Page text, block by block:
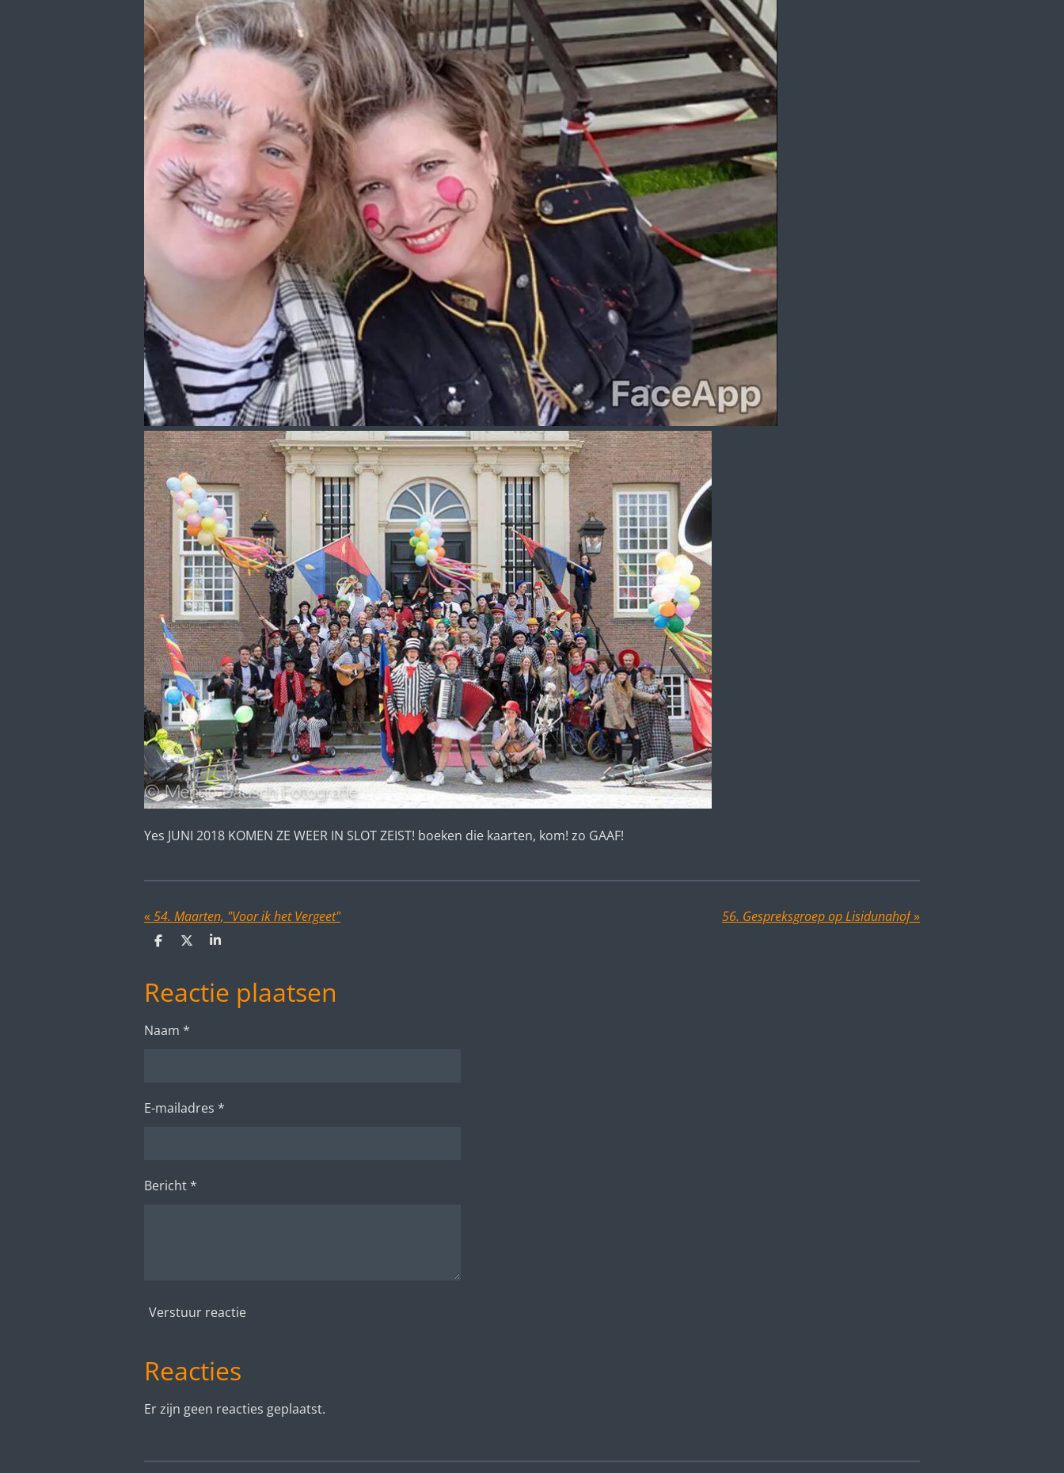
Yes JUNI 2018 KOMEN ZE WEER IN SLOT ZEIST! boeken die kaarten, kom! zo GAAF!
« 54. Maarten, "Voor ik het Vergeet" 56. Gespreksgroep op Lisidunahof»
D
e
n
D
S
e
Reactie plaatsen
Naam *
E-mailadres *
Bericht *
Verstuur reactie
Reacties
Er zijn geen reacties geplaatst.